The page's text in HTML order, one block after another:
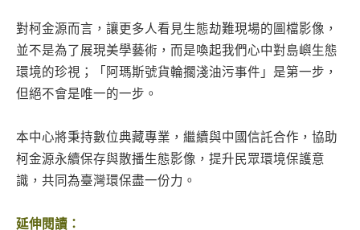
對柯金源而言，讓更多人看見生態劫難現場的圖檔影像，
並不是為了展現美學藝術，而是喚起我們心中對島嶼生態
環境的珍視；「阿瑪斯號貨輪擱淺油污事件」是第一步，
但絕不會是唯一的一步。
本中心將秉持數位典藏專業，繼續與中國信託合作，協助
柯金源永續保存與散播生態影像，提升民眾環境保護意
識，共同為臺灣環保盡一份力。
延伸閱讀：